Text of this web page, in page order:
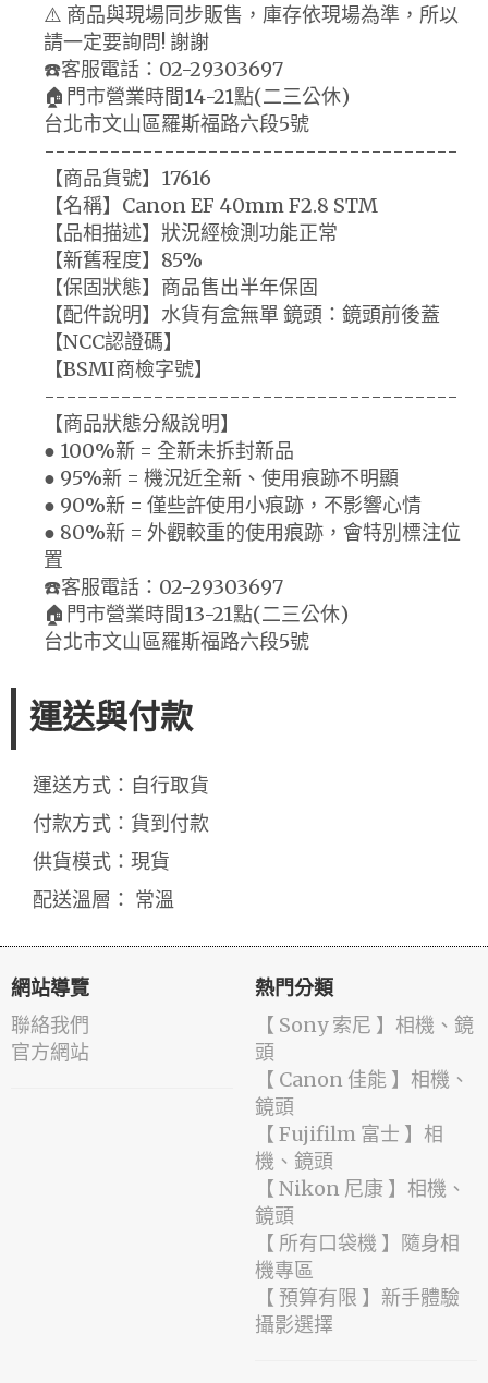
⚠️ 商品與現場同步販售，庫存依現場為準，所以
請一定要詢問! 謝謝
☎️客服電話：02-29303697
🏠門市營業時間14-21點(二三公休)
台北市文山區羅斯福路六段5號
--------------------------------------
【商品貨號】17616
【名稱】Canon EF 40mm F2.8 STM
【品相描述】狀況經檢測功能正常
【新舊程度】85%
【保固狀態】商品售出半年保固
【配件說明】水貨有盒無單 鏡頭：鏡頭前後蓋
【NCC認證碼】
【BSMI商檢字號】
--------------------------------------
【商品狀態分級說明】
● 100%新 = 全新未拆封新品
● 95%新 = 機況近全新、使用痕跡不明顯
● 90%新 = 僅些許使用小痕跡，不影響心情
● 80%新 = 外觀較重的使用痕跡，會特別標注位
置
☎️客服電話：02-29303697
🏠門市營業時間13-21點(二三公休)
台北市文山區羅斯福路六段5號
運送與付款
運送方式：自行取貨
付款方式：貨到付款
供貨模式：現貨
配送溫層： 常溫
網站導覽
聯絡我們
官方網站
熱門分類
【 Sony 索尼 】相機、鏡
頭
【 Canon 佳能 】相機、
鏡頭
【 Fujifilm 富士 】相
機、鏡頭
【 Nikon 尼康 】相機、
鏡頭
【 所有口袋機 】隨身相
機專區
【 預算有限 】新手體驗
攝影選擇